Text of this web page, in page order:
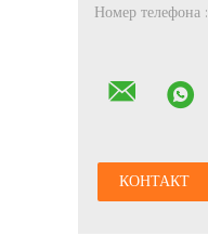
Номер телефона :